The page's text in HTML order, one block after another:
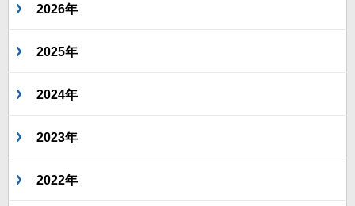
2026年
2025年
2024年
2023年
2022年